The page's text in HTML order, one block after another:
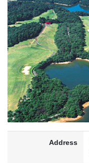
Address